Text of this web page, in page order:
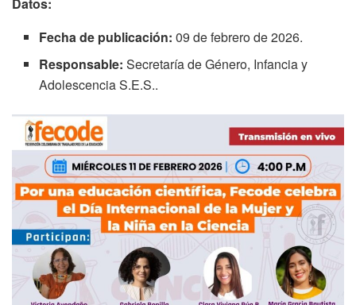
Fecha de publicación: 09 de febrero de 2026.
Responsable: Secretaría de Género, Infancia y
Adolescencia S.E.S..